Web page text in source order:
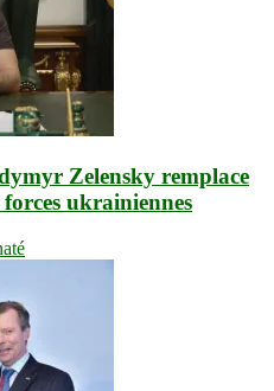
Zelensky remplace
ukrainiennes